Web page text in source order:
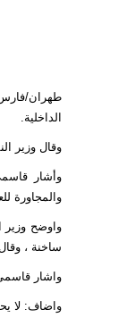
طهران/
الداخلية.
وقال وزير
وأشار
والمجاورة
ساخنة ،
واشار
واضاف: لا